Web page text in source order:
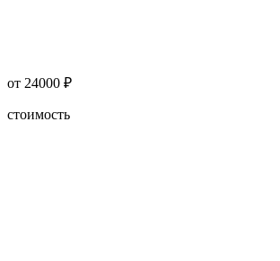
от 24000 ₽
стоимость